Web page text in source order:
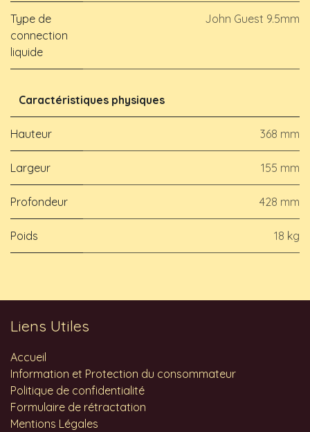
Type de
connection
liquide
John Guest 9.5mm
Caractéristiques physiques
Hauteur 368 mm
Largeur 155 mm
Profondeur 428 mm
Poids 18 kg
Liens Utiles
Accueil
Information et Protection du consommateur
Politique de confidentialité
Formulaire de rétractation
Mentions Légales